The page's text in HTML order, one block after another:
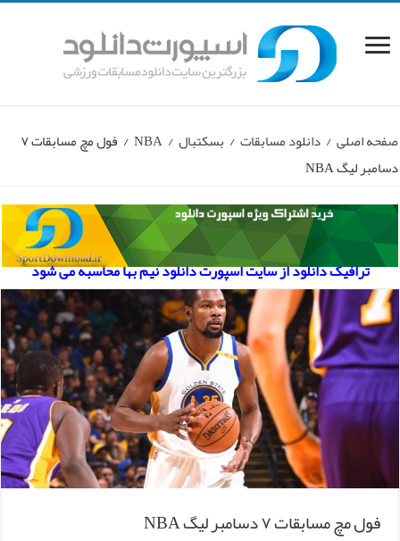
صفحه اصلی / دانلود مسابقات / بسکتبال /
NBA
/
فول مچ مسابقات ۷
دسامبر لیگ NBA
ترافیک دانلود از سایت اسپورت دانلود نیم بها محاسبه می شود
فول مچ مسابقات ۷ دسامبر لیگ NBA